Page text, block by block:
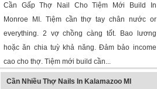
Cần Gấp Thợ Nail Cho Tiệm Mới Build In
Monroe MI. Tiệm cần thợ tay chân nước or
everything. 2 vợ chồng càng tốt. Bao lương
hoặc ăn chia tuỳ khả năng. Đảm bảo income
cao cho thợ. Tiệm mới build cần...
Cần Nhiều Thợ Nails In Kalamazoo MI